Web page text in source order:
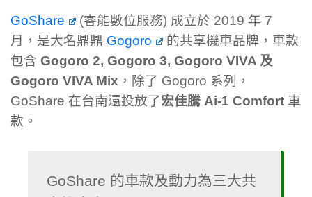
GoShare
(睿能數位服務) 成立於 2019 年 7
月，是大名鼎鼎 Gogoro
的共享機車品牌，車款
包含 Gogoro 2, Gogoro 3, Gogoro VIVA 及
Gogoro VIVA Mix ，除了 Gogoro 系列，
GoShare 在台南還投放了宏佳騰 Ai-1 Comfort 車
款。
GoShare 的車款及動力為三大共